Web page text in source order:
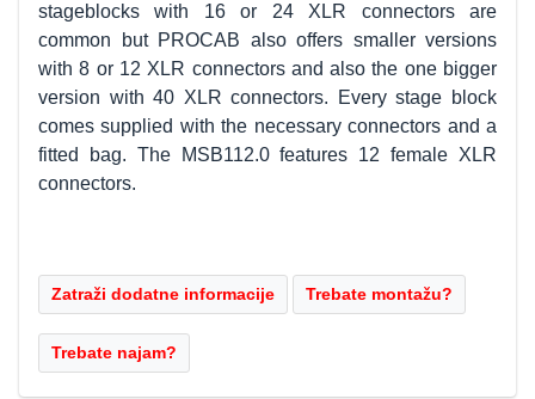
stageblocks with 16 or 24 XLR connectors are
common but PROCAB also offers smaller versions
with 8 or 12 XLR connectors and also the one bigger
version with 40 XLR connectors. Every stage block
comes supplied with the necessary connectors and a
fitted bag. The MSB112.0 features 12 female XLR
connectors.